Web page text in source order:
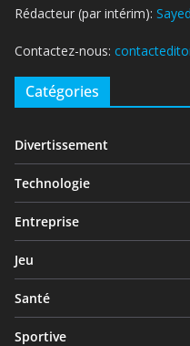
Rédacteur (par intérim):
Contactez-nous:
Catégories
Divertissement
Technologie
Entreprise
Jeu
Santé
Sportive